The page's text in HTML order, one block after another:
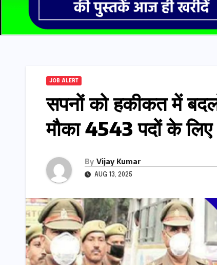
JOB ALERT
सपनों को हकीकत में
मौका 4543 पदों के
By Vijay Kumar
AUG 13, 2025